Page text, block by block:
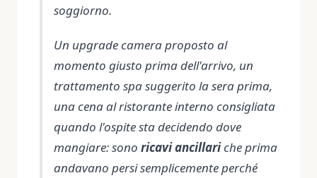
soggiorno.
Un upgrade camera proposto al
momento giusto prima dell'arrivo, un
trattamento spa suggerito la sera prima,
una cena al ristorante interno consigliata
quando l'ospite sta decidendo dove
mangiare: sono ricavi ancillariche prima
andavano persi semplicemente perché